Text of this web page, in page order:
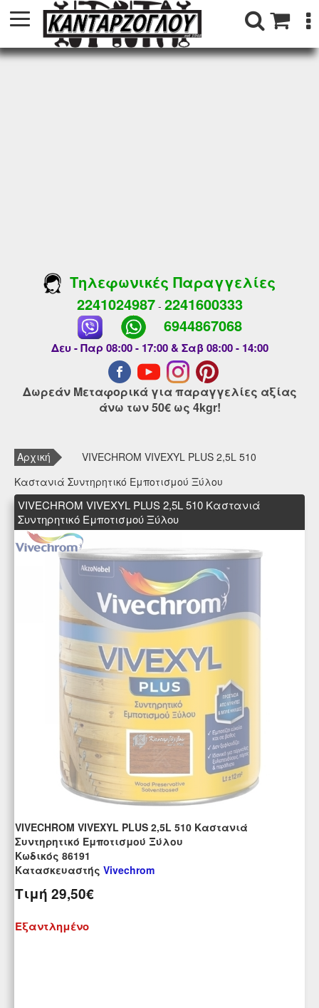
Τηλεφωνικές Παραγγελίες
2241024987- 2241600333
6944867068
Δευ - Παρ 08:00 - 17:00 & Σαβ 08:00 - 14:00
Δωρεάν Μεταφορικά για παραγγελίες αξίας
άνω των 50€ ως 4kgr!
Αρχική
VIVECHROM VIVEXYL PLUS 2,5L 510
Καστανιά Συντηρητικό Εμποτισμού Ξύλου
VIVECHROM VIVEXYL PLUS 2,5L 510 Καστανιά
Συντηρητικό Εμποτισμού Ξύλου
VIVECHROM VIVEXYL PLUS 2,5L 510 Καστανιά
Συντηρητικό Εμποτισμού Ξύλου
Kωδικός 86191
Κατασκευαστής Vivechrom
Τιμή 29,50€
Εξαντλημένο